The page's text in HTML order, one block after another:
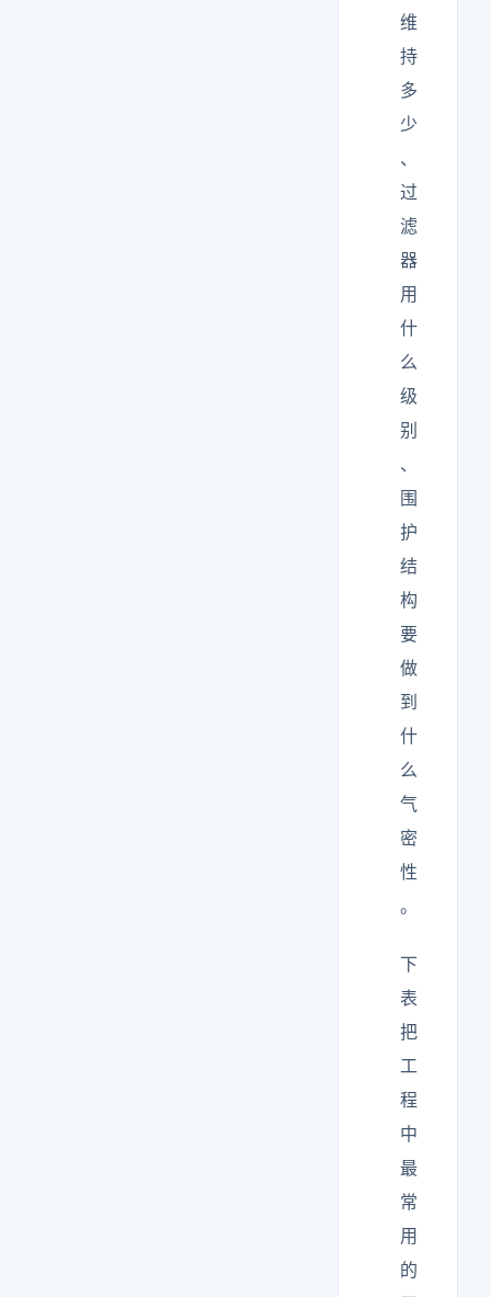
维
持
多
少
、
过
滤
器
用
什
么
级
别
、
围
护
结
构
要
做
到
什
么
气
密
性
。
下
表
把
工
程
中
最
常
用
的